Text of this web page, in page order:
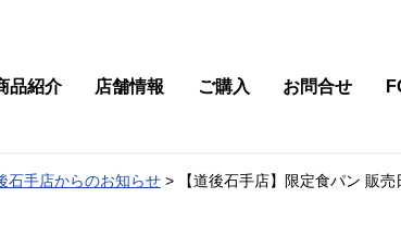
品紹介 店舗情報 ご購入 お問合せ
石手店からのお知らせ > 【道後石手店】限定食パン 販